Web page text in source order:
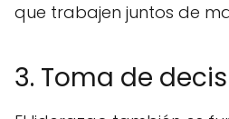
que trabajen juntos de
3. Toma de